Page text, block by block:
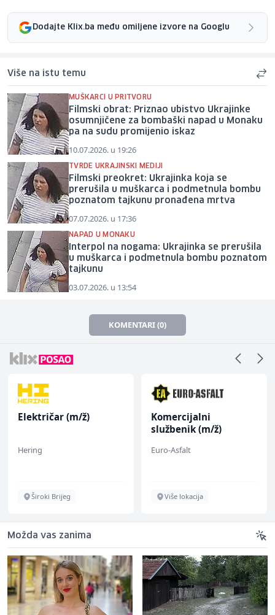
Dodajte Klix.ba među omiljene izvore na Googlu
Više na istu temu
MUŠKARCI U PRITVORU
Filmski obrat: Priznao ubistvo Ukrajinke
osumnjičene za bombaški napad u Monaku
pa na sudu promijenio iskaz
10.07.2026. u 19:26
TVRDE UKRAJINSKI MEDIJI
Filmski preokret: Ukrajinka koja se
prerušila u muškarca i podmetnula bombu
poznatom tajkunu pronađena mrtva
07.07.2026. u 17:36
NAPAD U MONAKU
Interpol na nogama: Ukrajinka se prerušila
u muškarca i podmetnula bombu poznatom
tajkunu
03.07.2026. u 13:54
KOMENTARI (0)
Električar (m/ž)
Hering
Široki Brijeg
Komercijalni
službenik (m/ž)
Euro-Asfalt
Više lokacija
Možda vas zanima